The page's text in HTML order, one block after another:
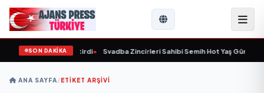
SON DAKİKA
yaşında yaşamını yitirdi• Svadba Zincirleri Sahibi Semih Hot Yaş Gününü
ANA SAYFA/ETIKET ARŞIVI